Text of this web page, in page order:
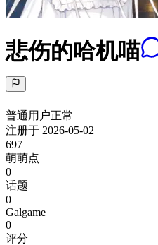
悲伤的哈机喵
普通用户正常
注册于 2026-05-02
697
萌萌点
0
话题
0
Galgame
0
评分